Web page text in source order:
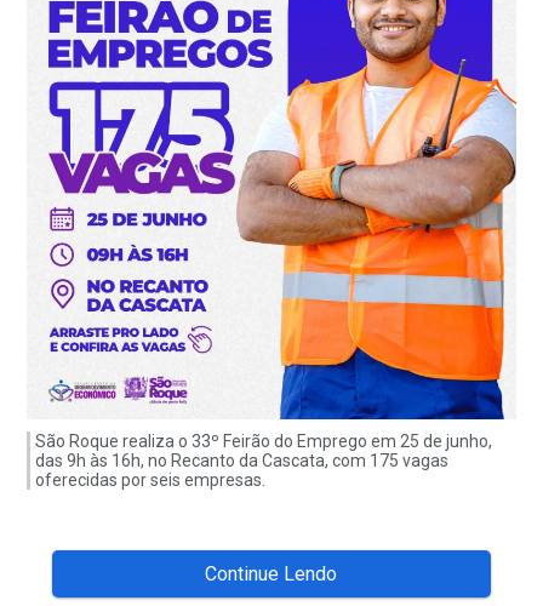
São Roque realiza o 33º Feirão do Emprego em 25 de junho,
das 9h às 16h, no Recanto da Cascata, com 175 vagas
oferecidas por seis empresas.
Continue Lendo